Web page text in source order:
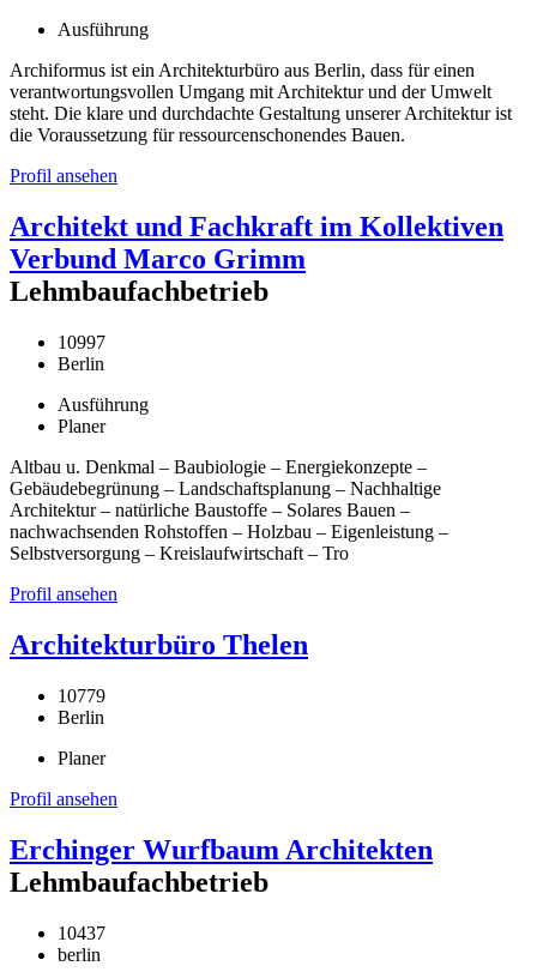
Ausführung
Archiformus ist ein Architekturbüro aus Berlin, dass für einen
verantwortungsvollen Umgang mit Architektur und der Umwelt
steht. Die klare und durchdachte Gestaltung unserer Architektur ist
die Voraussetzung für ressourcenschonendes Bauen.
Profil ansehen
Architekt und Fachkraft im Kollektiven
Verbund Marco Grimm
Lehmbaufachbetrieb
10997
Berlin
Ausführung
Planer
Altbau u. Denkmal – Baubiologie – Energiekonzepte –
Gebäudebegrünung – Landschaftsplanung – Nachhaltige
Architektur – natürliche Baustoffe – Solares Bauen –
nachwachsenden Rohstoffen – Holzbau – Eigenleistung –
Selbstversorgung – Kreislaufwirtschaft – Tro
Profil ansehen
Architekturbüro Thelen
10779
Berlin
Planer
Profil ansehen
Erchinger Wurfbaum Architekten
Lehmbaufachbetrieb
10437
berlin